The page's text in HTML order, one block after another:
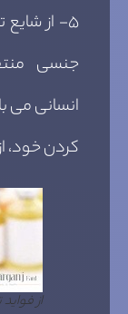
۵- از
جنسی
کردن خود،
از